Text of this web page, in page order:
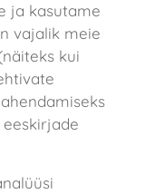
ja kasutame
vajalik meie
kui